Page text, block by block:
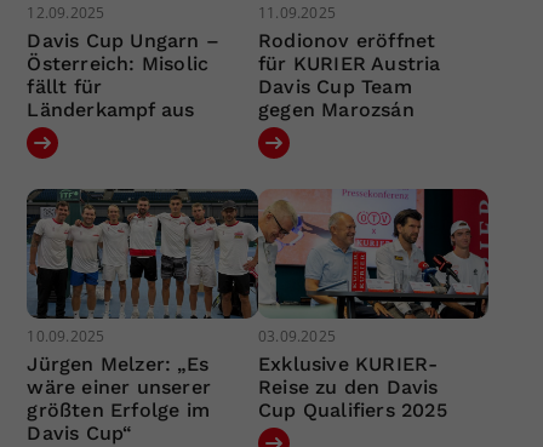
12.09.2025
Davis Cup Ungarn –
Österreich: Misolic
fällt für
Länderkampf aus
11.09.2025
Rodionov eröffnet
für KURIER Austria
Davis Cup Team
gegen Marozsán
10.09.2025
Jürgen Melzer: „Es
wäre einer unserer
größten Erfolge im
Davis Cup“
03.09.2025
Exklusive KURIER-
Reise zu den Davis
Cup Qualifiers 2025